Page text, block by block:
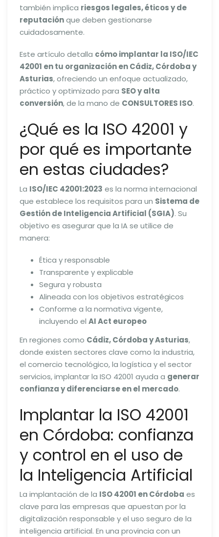
también implica riesgos legales, éticos y de
reputaciónque deben gestionarse
cuidadosamente.
Este artículo detalla cómo implantar la ISO/IEC
42001 en tu organización en Cádiz, Córdoba y
Asturias, ofreciendo un enfoque actualizado,
práctico y optimizado para SEO y alta
conversión, de la mano de CONSULTORES ISO.
¿Qué es la ISO 42001 y
por qué es importante
en estas ciudades?
La ISO/IEC 42001:2023 es la norma internacional
que establece los requisitos para un Sistema de
Gestión de Inteligencia Artificial (SGIA). Su
objetivo es asegurar que la IA se utilice de
manera:
Ética y responsable
Transparente y explicable
Segura y robusta
Alineada con los objetivos estratégicos
Conforme a la normativa vigente,
incluyendo el AI Act europeo
En regiones como Cádiz, Córdoba y Asturias,
donde existen sectores clave como la industria,
el comercio tecnológico, la logística y el sector
servicios, implantar la ISO 42001 ayuda a generar
confianza y diferenciarse en el mercado.
Implantar la ISO 42001
en Córdoba: confianza
y control en el uso de
la Inteligencia Artificial
La implantación de la ISO 42001 en Córdoba es
clave para las empresas que apuestan por la
digitalización responsable y el uso seguro de la
inteligencia artificial. En una provincia con un